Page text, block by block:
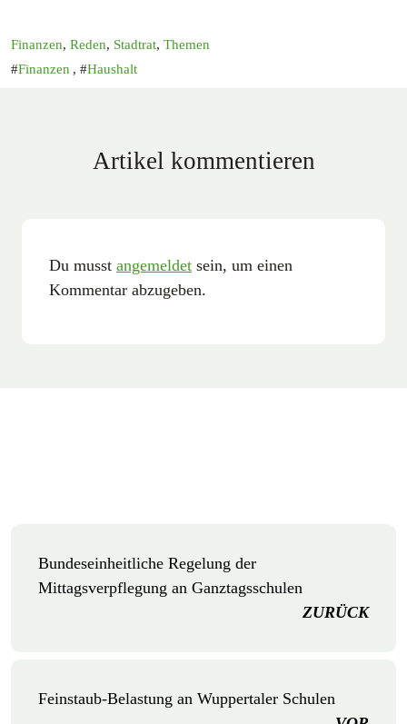
Finanzen, Reden, Stadtrat, Themen
Finanzen , Haushalt
Artikel kommentieren
Du musst angemeldet sein, um einen
Kommentar abzugeben.
Bundeseinheitliche Regelung der
Mittagsverpflegung an Ganztagsschulen
ZURÜCK
Feinstaub-Belastung an Wuppertaler Schulen